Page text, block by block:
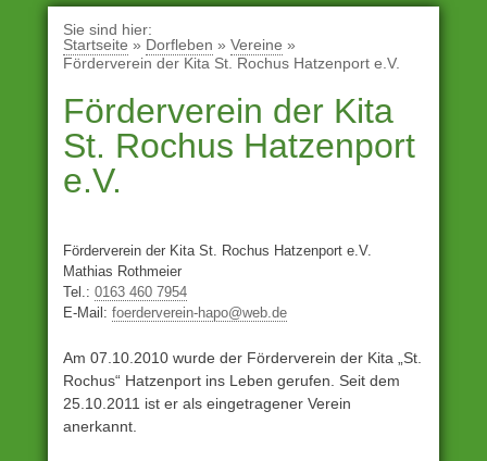
Sie sind hier:
Startseite » Dorfleben » Vereine »
Förderverein der Kita St. Rochus Hatzenport e.V.
Förderverein der Kita
St. Rochus Hatzenport
e.V.
Förderverein der Kita St. Rochus Hatzenport e.V.
Mathias Rothmeier
Tel.: 0163 460 7954
E-Mail: foerderverein-hapo@web.de
Am 07.10.2010 wurde der Förderverein der Kita „St.
Rochus“ Hatzenport ins Leben gerufen. Seit dem
25.10.2011 ist er als eingetragener Verein
anerkannt.